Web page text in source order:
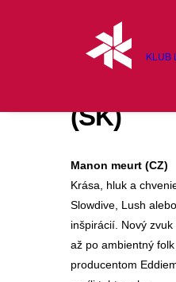
KLUB
(SK)
Manon meurt (CZ)
Krása, hluk a
Slowdive, Lush
inšpirácií. Nový
až po ambientný
producentom